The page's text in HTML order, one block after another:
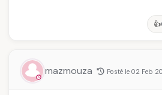
👍
mazmouza Posté le 02 Feb